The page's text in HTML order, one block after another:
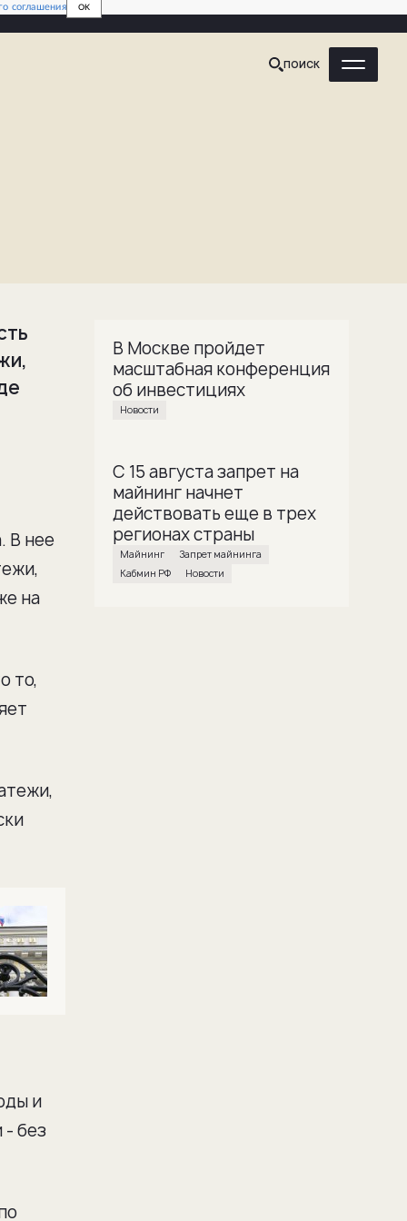
соглашения OK
ПОИСК
В нее
на
то,
и
- без
В Москве пройдет
масштабная конференция
об инвестициях
Новости
С 15 августа запрет на
майнинг начнет
действовать еще в трех
регионах страны
майнинг
Запрет майнинга
Кабмин РФ
Новости